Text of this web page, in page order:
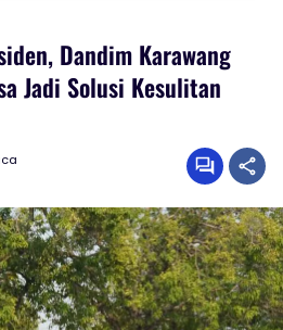
Dandim Karawang
Jadi Solusi Kesulitan